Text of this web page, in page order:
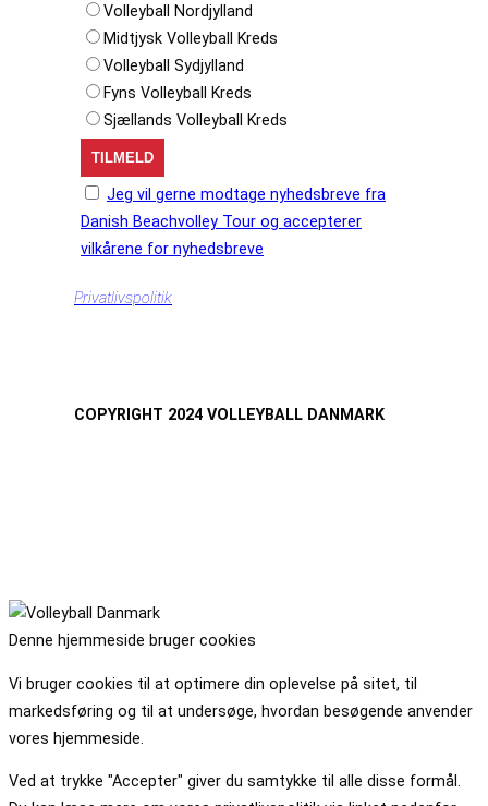
Volleyball Nordjylland
Midtjysk Volleyball Kreds
Volleyball Sydjylland
Fyns Volleyball Kreds
Sjællands Volleyball Kreds
Jeg vil gerne modtage nyhedsbreve fra
Danish Beachvolley Tour og accepterer
vilkårene for nyhedsbreve
Privatlivspolitik
COPYRIGHT 2024 VOLLEYBALL DANMARK
Denne hjemmeside bruger cookies
Vi bruger cookies til at optimere din oplevelse på sitet, til
markedsføring og til at undersøge, hvordan besøgende anvender
vores hjemmeside.
Ved at trykke "Accepter" giver du samtykke til alle disse formål.